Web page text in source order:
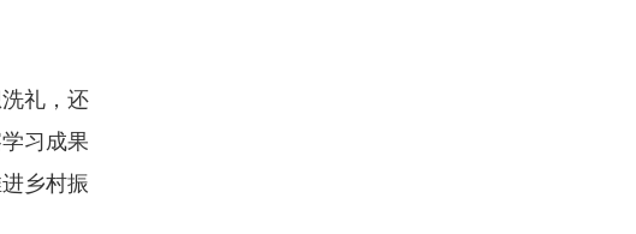
礼，还
习成果
乡村振